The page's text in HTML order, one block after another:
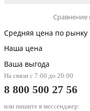
Сравнение
Средняя цена по рынку
Наша цена
Ваша выгода
На связи с 7:00 до 20:00
8 800 500 27 56
или пишите в мессенджер: